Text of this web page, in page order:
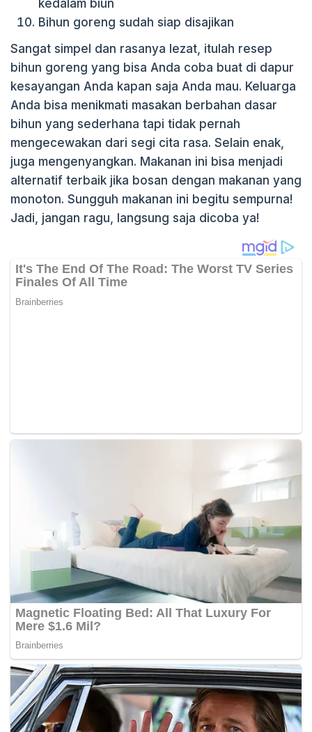
kedalam biun
Bihun goreng sudah siap disajikan
Sangat simpel dan rasanya lezat, itulah resep
bihun goreng yang bisa Anda coba buat di dapur
kesayangan Anda kapan saja Anda mau. Keluarga
Anda bisa menikmati masakan berbahan dasar
bihun yang sederhana tapi tidak pernah
mengecewakan dari segi cita rasa. Selain enak,
juga mengenyangkan. Makanan ini bisa menjadi
alternatif terbaik jika bosan dengan makanan yang
monoton. Sungguh makanan ini begitu sempurna!
Jadi, jangan ragu, langsung saja dicoba ya!